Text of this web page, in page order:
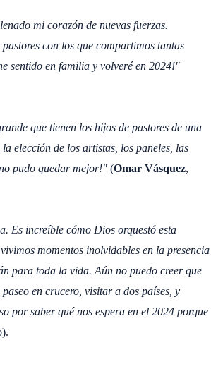
mi corazón de nuevas fuerzas.
con los que compartimos tantas
sentido en familia y volveré en 2024!"
que tienen los hijos de pastores de una
elección de los artistas, los paneles, las
pudo quedar mejor!"(Omar Vásquez,
Es increíble cómo Dios orquestó esta
momentos inolvidables en la presencia
para toda la vida. Aún no puedo creer que
en crucero, visitar a dos países, y
por saber qué nos espera en el 2024 porque